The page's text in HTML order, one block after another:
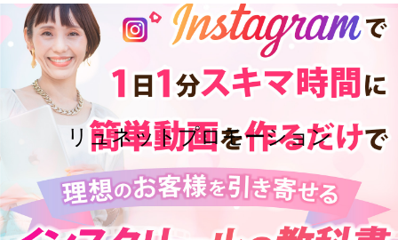
リュネットプロモーション